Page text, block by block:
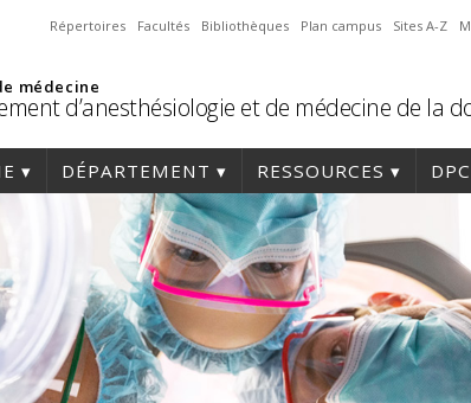
Répertoires Facultés Bibliothèques Plan campus Sites A-Z
médecine
d’anesthésiologie et de médecine de la
DÉPARTEMENT RESSOURCES DPC